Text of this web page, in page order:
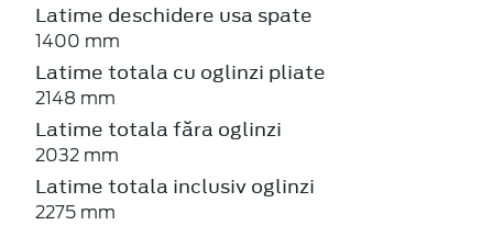
Latime deschidere usa spate
1400 mm
Latime totala cu oglinzi pliate
2148 mm
Latime totala făra oglinzi
2032 mm
Latime totala inclusiv oglinzi
2275 mm